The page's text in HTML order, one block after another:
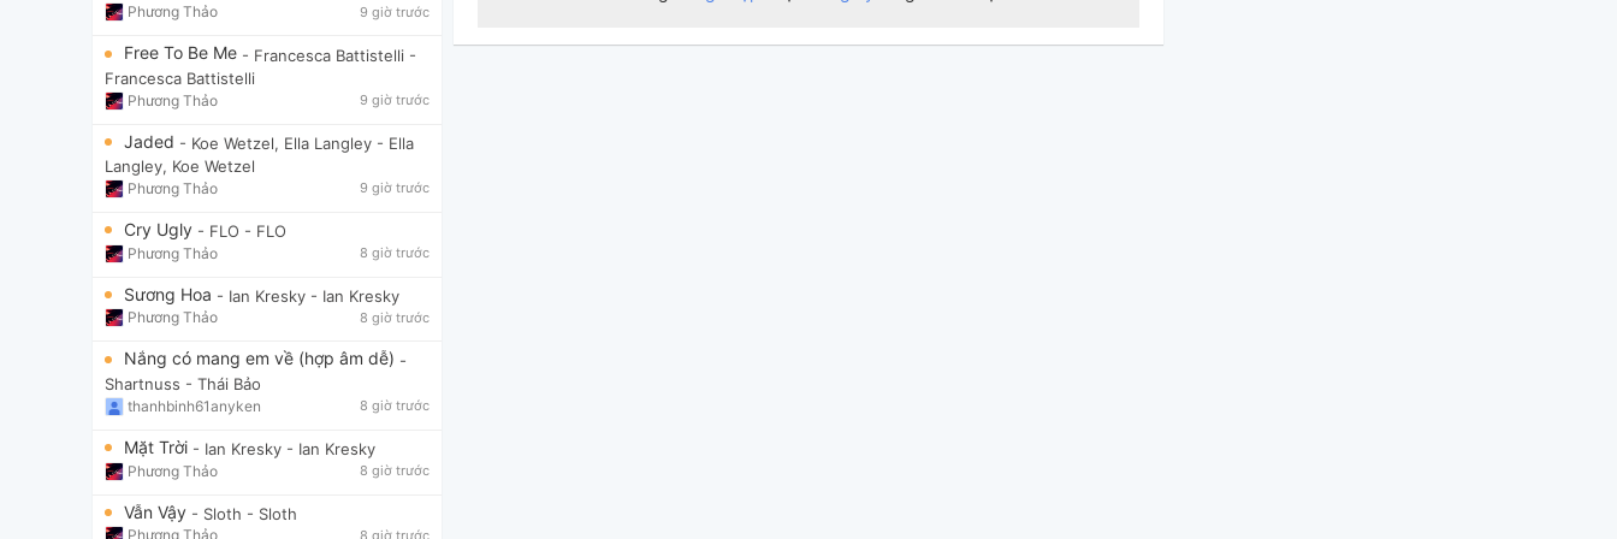
Phương Thảo 9 giờ trước
Free To Be Me - Francesca Battistelli -
Francesca Battistelli
Phương Thảo 9 giờ trước
Jaded - Koe Wetzel, Ella Langley - Ella
Langley, Koe Wetzel
Phương Thảo 9 giờ trước
Cry Ugly - FLO - FLO
Phương Thảo 8 giờ trước
Sương Hoa - Ian Kresky - Ian Kresky
Phương Thảo 8 giờ trước
Nắng có mang em về (hợp âm dễ) -
Shartnuss - Thái Bảo
thanhbinh61anyken 8 giờ trước
Mặt Trời - Ian Kresky - Ian Kresky
Phương Thảo 8 giờ trước
Vẫn Vậy - Sloth - Sloth
Phương Thảo 8 giờ trước